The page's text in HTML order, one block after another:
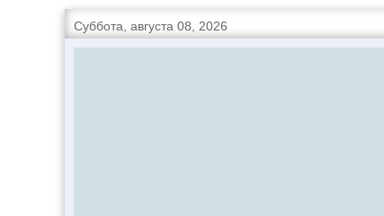
Суббота, августа 08, 2026